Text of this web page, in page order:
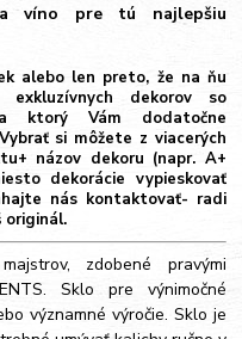
víno pre tú najlepšiu
alebo len preto, že na ňu
dekorov so
ktorý Vám dodatočne
si môžete z viacerých
názov dekoru (napr. A+
dekorácie vypieskovať
nás kontaktovať- radi
originál.
zdobené pravými
Sklo pre výnimočné
významné výročie. Sklo je